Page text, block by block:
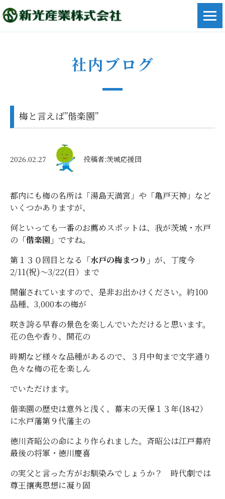
社内ブログ
梅と言えば”偕楽園”
2026.02.27 投稿者:茨城応援団
都内にも梅の名所は「湯島天満宮」や「亀戸天神」など
いくつかありますが、
何といっても一番のお薦めスポットは、我が茨城・水戸
の 「偕楽園」 ですね。
第１３０回目となる 「水戸の梅まつり」 が、丁度今
2/11(祝)～3/22(日）まで
開催されていますので、是非お出かけください。約100
品種、3,000本の梅が
咲き誇る早春の景色を楽しんでいただけると思います。
花の色や香り、開花の
時期など様々な品種があるので、３月中旬まで文字通り
色々な梅の花を楽しん
でいただけます。
偕楽園の歴史は意外と浅く、幕末の天保１３年(1842）
に水戸藩第９代藩主の
徳川斉昭公の命により作られました。斉昭公は江戸幕府
最後の将軍・徳川慶喜
の実父と言った方がお馴染みでしょうか？ 時代劇では
尊王攘夷思想に凝り固